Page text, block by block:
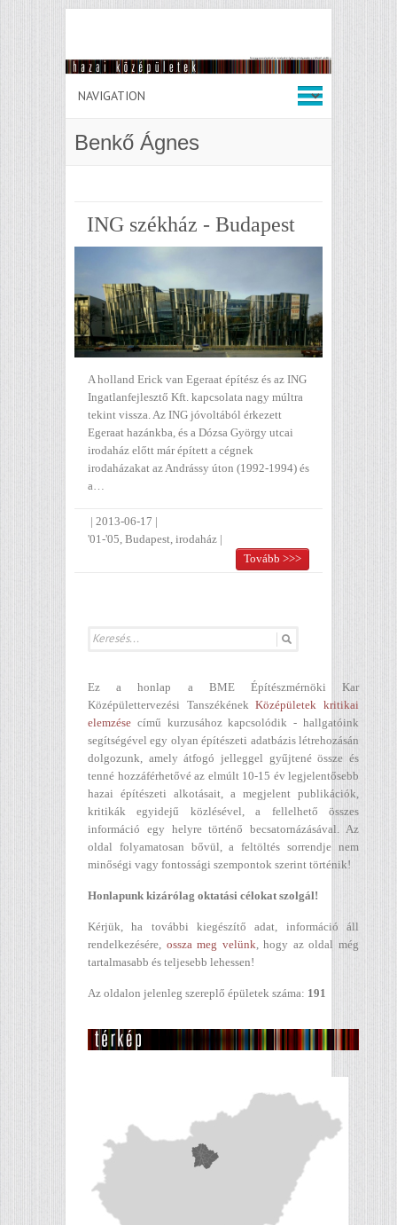
Benkő Ágnes
ING székház - Budapest
A holland Erick van Egeraat építész és az ING
Ingatlanfejlesztő Kft. kapcsolata nagy múltra
tekint vissza. Az ING jóvoltából érkezett
Egeraat hazánkba, és a Dózsa György utcai
irodaház előtt már épített a cégnek
irodaházakat az Andrássy úton (1992-1994) és
a…
| 2013-06-17 |
'01-'05, Budapest, irodaház |
Tovább >>>
Ez a honlap a BME Építészmérnöki Kar
Középülettervezési TanszékénekKözépületek kritikai
elemzése című kurzusához kapcsolódik - hallgatóink
segítségével egy olyan építészeti adatbázis létrehozásán
dolgozunk, amely átfogó jelleggel gyűjtené össze és
tenné hozzáférhetővé az elmúlt 10-15 év legjelentősebb
hazai építészeti alkotásait, a megjelent publikációk,
kritikák egyidejű közlésével, a fellelhető összes
információ egy helyre történő becsatornázásával. Az
oldal folyamatosan bővül, a feltöltés sorrendje nem
minőségi vagy fontossági szempontok szerint történik!
Honlapunk kizárólag oktatási célokat szolgál!
Kérjük, ha további kiegészítő adat, információ áll
rendelkezésére, ossza meg velünk, hogy az oldal még
tartalmasabb és teljesebb lehessen!
Az oldalon jelenleg szereplő épületek száma: 191